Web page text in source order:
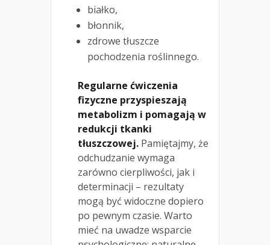
białko,
błonnik,
zdrowe tłuszcze
pochodzenia roślinnego.
Regularne ćwiczenia
fizyczne przyspieszają
metabolizm i pomagają w
redukcji tkanki
tłuszczowej. Pamiętajmy, że
odchudzanie wymaga
zarówno cierpliwości, jak i
determinacji – rezultaty
mogą być widoczne dopiero
po pewnym czasie. Warto
mieć na uwadze wsparcie